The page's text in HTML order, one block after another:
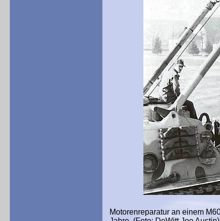
Motorenreparatur an einem